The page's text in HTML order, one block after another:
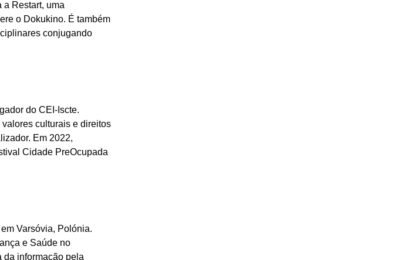
Restart, uma
o Dokukino. É também
conjugando
do CEI-Iscte.
culturais e direitos
Em 2022,
Cidade PreOcupada
Varsóvia, Polónia.
e Saúde no
da informação pela